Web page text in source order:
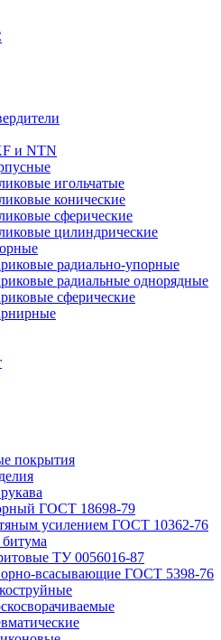
и NTN
игольчатые
конические
сферические
цилиндрические
радиально-упорные
радиальные однорядные
сферические
покрытия
ГОСТ 18698-79
усилением ГОСТ 10362-76
битума
ТУ 0056016-87
всасывающие ГОСТ 5398-76